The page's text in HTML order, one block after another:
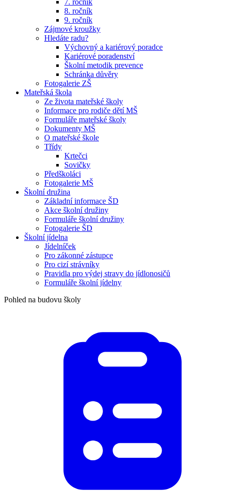
7. ročník
8. ročník
9. ročník
Zájmové kroužky
Hledáte radu?
Výchovný a kariérový poradce
Kariérové poradenství
Školní metodik prevence
Schránka důvěry
Fotogalerie ZŠ
Mateřská škola
Ze života mateřské školy
Informace pro rodiče dětí MŠ
Formuláře mateřské školy
Dokumenty MŠ
O mateřské škole
Třídy
Krtečci
Sovičky
Předškoláci
Fotogalerie MŠ
Školní družina
Základní informace ŠD
Akce školní družiny
Formuláře školní družiny
Fotogalerie ŠD
Školní jídelna
Jídelníček
Pro zákonné zástupce
Pro cizí strávníky
Pravidla pro výdej stravy do jídlonosičů
Formuláře školní jídelny
Pohled na budovu školy